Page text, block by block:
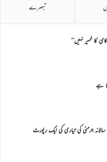
تبصرے
کا خمیر نہیں‘‘
ہے